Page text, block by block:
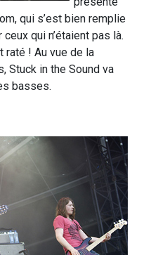
qui s’est bien remplie
qui n’étaient pas là.
raté ! Au vue de la
Stuck in the Sound va
basses.